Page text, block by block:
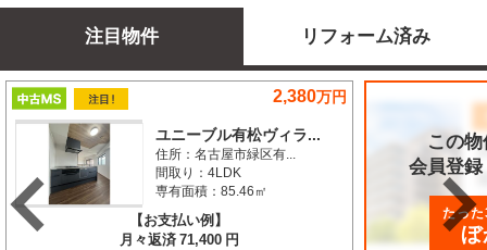
注目物件 リフォーム済み
2,380万円
ユニーブル有松ヴィラ...
住所：名古屋市緑区有...
間取り：4LDK
専有面積：85.46㎡
【お支払い例】
月々返済 71,400 円
この
会員登
たっ